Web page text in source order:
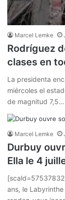
Marcel Lemke
Rodríguez
clases en
La presidenta
miércoles el
de magnitud 7,5…
Marcel Lemke
Durbuy
Ella le 4
ans, le Labyrinthe